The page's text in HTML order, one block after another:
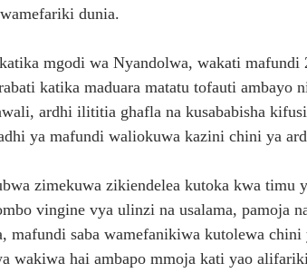
YATOA WITO KUHUSU LESENI ZA MAFUNDI
Rasmi Miundombinu ya BRT Awamu ya Pili
VYA FAIDA VYA DHAMANA ZA
YA FEDHA WATAKIWA KUZINGATIA
ELUMU YA VIWANGO MAONESHO YA
dunia.
mgodi wa Nyandolwa, wakati mafundi
katika maduara matatu tofauti ambayo
ardhi ilititia ghafla na kusababisha kifusi
ya mafundi waliokuwa kazini chini ya
zimekuwa zikiendelea kutoka kwa timu
vingine vya ulinzi na usalama, pamoja
mafundi saba wamefanikiwa kutolewa
wakiwa hai ambapo mmoja kati yao